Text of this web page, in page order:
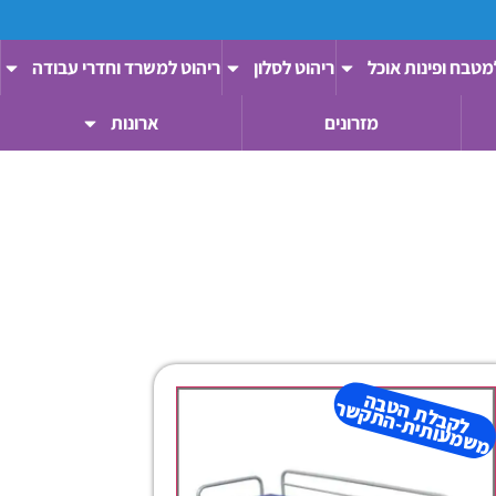
ופינות אוכל ריהוט לסלון ריהוט למשרד וחדרי עבודה
מזרונים ארונות
ל
ק
ב
ל
ת
ה
ט
ב
ה
מ
ש
מ
עו
תי
ת-
ה
ת
ק
ש
ר